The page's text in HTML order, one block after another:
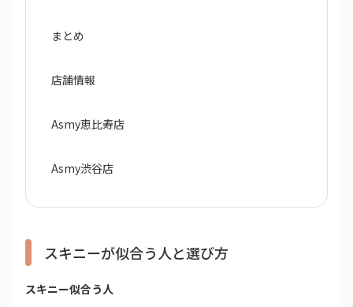
まとめ
店舗情報
Asmy恵比寿店
Asmy渋谷店
スキニーが似合う人と選び方
スキニー似合う人